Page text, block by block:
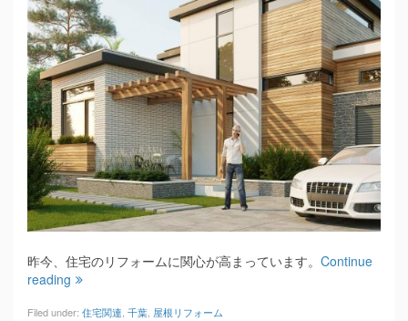
昨今、住宅のリフォームに関心が高まっています。 Continue
reading
Filed under: 住宅関連 千葉 屋根リフォーム